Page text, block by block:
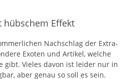
Effekt
Nachschlag der Extra-
Exoten und Artikel, welche
gibt. Vieles davon ist leider nur in
aber genau so soll es sein.